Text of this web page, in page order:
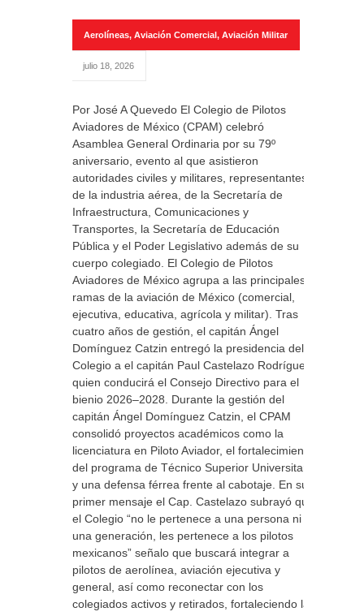
Aerolíneas, Aviación Comercial, Aviación Militar
julio 18, 2026
Por José A Quevedo El Colegio de Pilotos
Aviadores de México (CPAM) celebró
Asamblea General Ordinaria por su 79º
aniversario, evento al que asistieron
autoridades civiles y militares, representantes
de la industria aérea, de la Secretaría de
Infraestructura, Comunicaciones y
Transportes, la Secretaría de Educación
Pública y el Poder Legislativo además de su
cuerpo colegiado. El Colegio de Pilotos
Aviadores de México agrupa a las principales
ramas de la aviación de México (comercial,
ejecutiva, educativa, agrícola y militar). Tras
cuatro años de gestión, el capitán Ángel
Domínguez Catzin entregó la presidencia del
Colegio a el capitán Paul Castelazo Rodríguez,
quien conducirá el Consejo Directivo para el
bienio 2026–2028. Durante la gestión del
capitán Ángel Domínguez Catzin, el CPAM
consolidó proyectos académicos como la
licenciatura en Piloto Aviador, el fortalecimiento
del programa de Técnico Superior Universitario
y una defensa férrea frente al cabotaje. En su
primer mensaje el Cap. Castelazo subrayó que
el Colegio “no le pertenece a una persona ni a
una generación, les pertenece a los pilotos
mexicanos” señalo que buscará integrar a
pilotos de aerolínea, aviación ejecutiva y
general, así como reconectar con los
colegiados activos y retirados, fortaleciendo la